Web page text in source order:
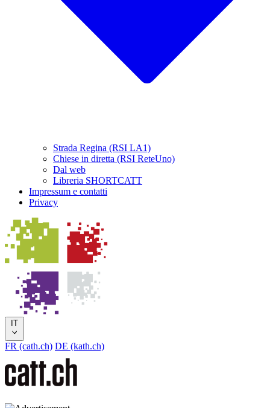
Strada Regina (RSI LA1)
Chiese in diretta (RSI ReteUno)
Dal web
Libreria SHORTCATT
Impressum e contatti
Privacy
IT
FR (cath.ch) DE (kath.ch)